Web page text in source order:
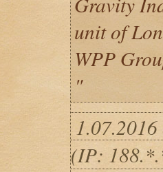
unit of
WPP
"
(IP: